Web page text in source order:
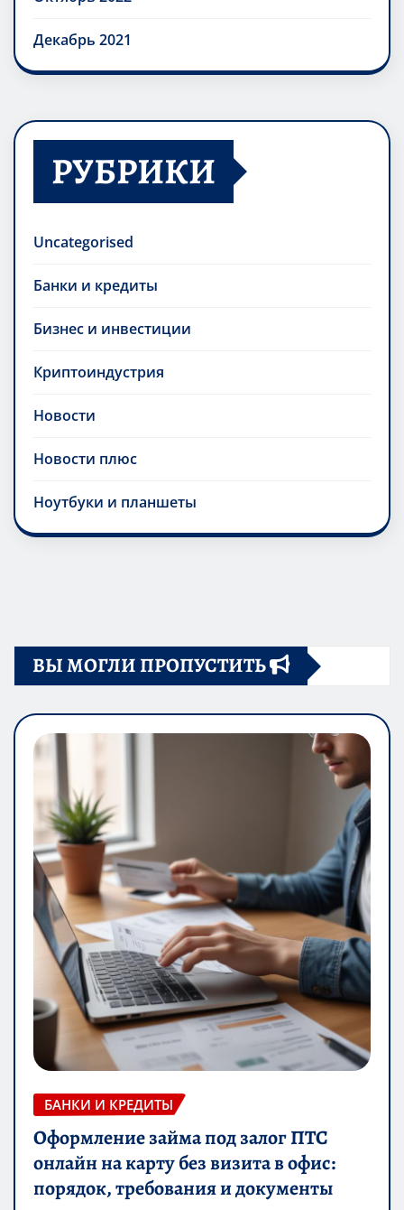
Декабрь 2021
РУБРИКИ
Uncategorised
Банки и кредиты
Бизнес и инвестиции
Криптоиндустрия
Новости
Новости плюс
Ноутбуки и планшеты
ВЫ МОГЛИ ПРОПУСТИТЬ
БАНКИ И КРЕДИТЫ
Оформление займа под залог ПТС
онлайн на карту без визита в офис:
порядок, требования и документы